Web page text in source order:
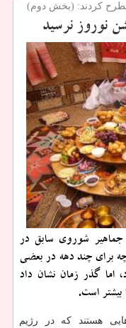
مطرح كردند: (بخش دوم)
نوروز نرسید
شوروی سابق در
برای چند دهه در بعضی
اما گذر زمان نشان داد
است.
هستند که در رژیم